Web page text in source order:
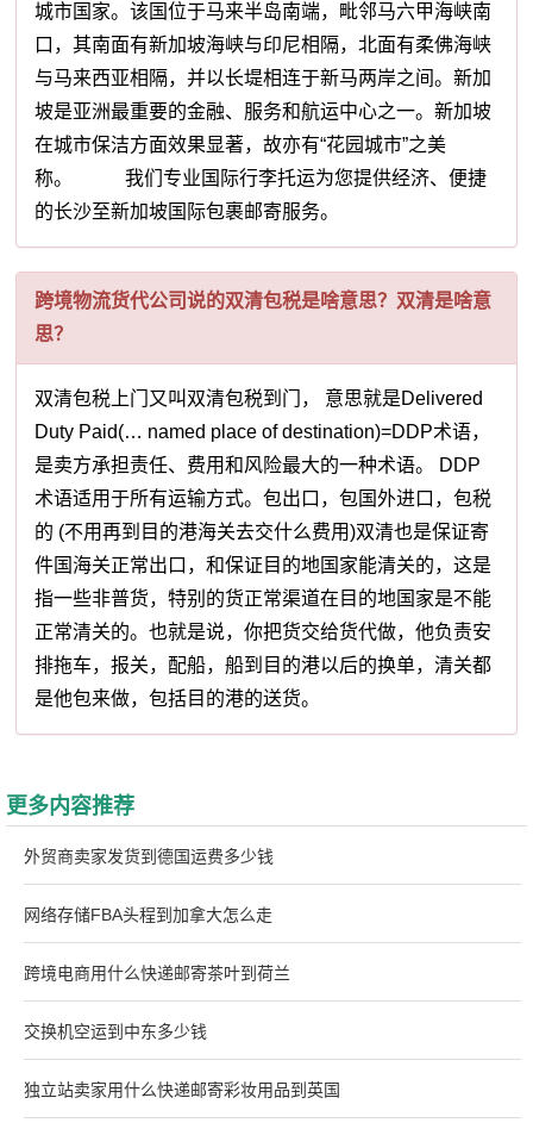
城市国家。该国位于马来半岛南端，毗邻马六甲海峡南
口，其南面有新加坡海峡与印尼相隔，北面有柔佛海峡
与马来西亚相隔，并以长堤相连于新马两岸之间。新加
坡是亚洲最重要的金融、服务和航运中心之一。新加坡
在城市保洁方面效果显著，故亦有“花园城市”之美
称。 我们专业国际行李托运为您提供经济、便捷
的长沙至新加坡国际包裹邮寄服务。
跨境物流货代公司说的双清包税是啥意思？双清是啥意
思？
双清包税上门又叫双清包税到门， 意思就是Delivered
Duty Paid(… named place of destination)=DDP术语，
是卖方承担责任、费用和风险最大的一种术语。 DDP
术语适用于所有运输方式。包出口，包国外进口，包税
的 (不用再到目的港海关去交什么费用)双清也是保证寄
件国海关正常出口，和保证目的地国家能清关的，这是
指一些非普货，特别的货正常渠道在目的地国家是不能
正常清关的。也就是说，你把货交给货代做，他负责安
排拖车，报关，配船，船到目的港以后的换单，清关都
是他包来做，包括目的港的送货。
更多内容推荐
外贸商卖家发货到德国运费多少钱
网络存储FBA头程到加拿大怎么走
跨境电商用什么快递邮寄茶叶到荷兰
交换机空运到中东多少钱
独立站卖家用什么快递邮寄彩妆用品到英国